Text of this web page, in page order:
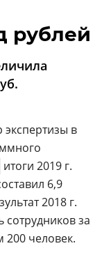
рублей
экспертизы в
итоги 2019 г.
6,9
2018 г.
за
200 человек.